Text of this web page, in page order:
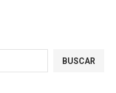
BUSCAR